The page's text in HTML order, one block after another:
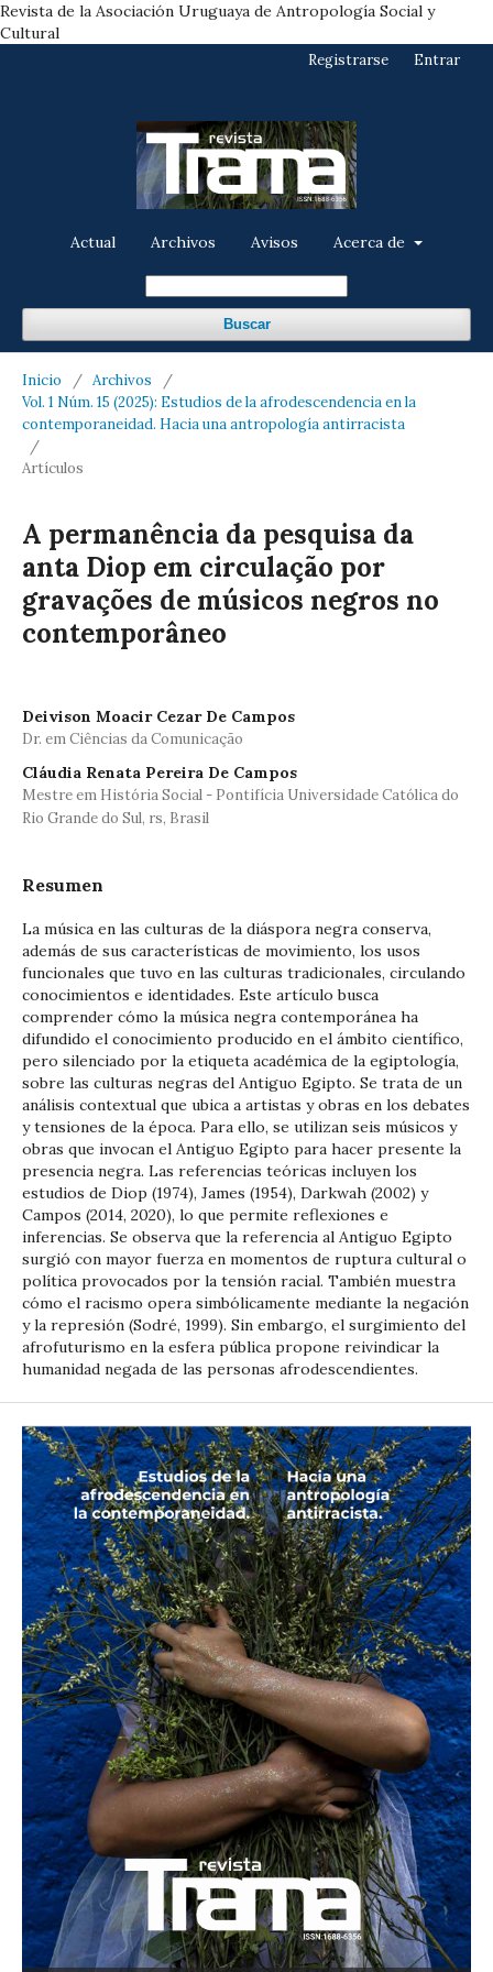
Revista de la Asociación Uruguaya de Antropología Social y
Cultural
Actual Archivos Avisos Acerca de
Buscar
Registrarse Entrar
Inicio / Archivos
/
Vol. 1 Núm. 15 (2025): Estudios de la afrodescendencia en la
contemporaneidad. Hacia una antropología antirracista
/
Artículos
A permanência da pesquisa da
anta Diop em circulação por
gravações de músicos negros no
contemporâneo
Deivison Moacir Cezar De Campos
Dr. em Ciências da Comunicação
Cláudia Renata Pereira De Campos
Mestre em História Social - Pontifícia Universidade Católica do
Rio Grande do Sul, rs, Brasil
Resumen
La música en las culturas de la diáspora negra conserva,
además de sus características de movimiento, los usos
funcionales que tuvo en las culturas tradicionales, circulando
conocimientos e identidades. Este artículo busca
comprender cómo la música negra contemporánea ha
difundido el conocimiento producido en el ámbito científico,
pero silenciado por la etiqueta académica de la egiptología,
sobre las culturas negras del Antiguo Egipto. Se trata de un
análisis contextual que ubica a artistas y obras en los debates
y tensiones de la época. Para ello, se utilizan seis músicos y
obras que invocan el Antiguo Egipto para hacer presente la
presencia negra. Las referencias teóricas incluyen los
estudios de Diop (1974), James (1954), Darkwah (2002) y
Campos (2014, 2020), lo que permite reflexiones e
inferencias. Se observa que la referencia al Antiguo Egipto
surgió con mayor fuerza en momentos de ruptura cultural o
política provocados por la tensión racial. También muestra
cómo el racismo opera simbólicamente mediante la negación
y la represión (Sodré, 1999). Sin embargo, el surgimiento del
afrofuturismo en la esfera pública propone reivindicar la
humanidad negada de las personas afrodescendientes.